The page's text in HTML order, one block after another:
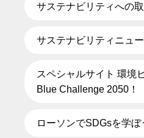
サステナビリティへの
サステナビリティニュ
スペシャルサイト 環境
Blue Challenge 2050！
ローソンでSDGsを学ぼ